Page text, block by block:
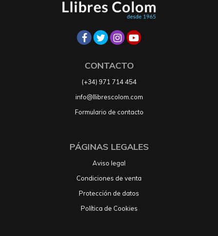
CONTACTO
(+34) 971 714 454
info@llibrescolom.com
Formulario de contacto
PÁGINAS LEGALES
Aviso legal
Condiciones de venta
Protección de datos
Política de Cookies